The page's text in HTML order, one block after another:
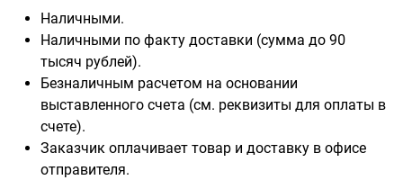
Наличными.
Наличными по факту доставки (сумма до 90
тысяч рублей).
Безналичным расчетом на основании
выставленного счета (см. реквизиты для оплаты в
счете).
Заказчик оплачивает товар и доставку в офисе
отправителя.